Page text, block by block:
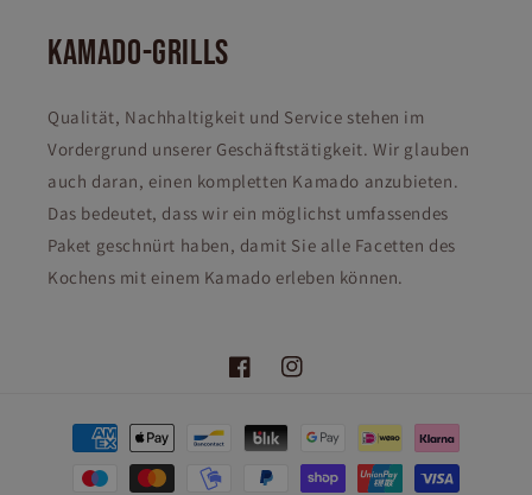
KAMADO-GRILLS
Qualität, Nachhaltigkeit und Service stehen im
Vordergrund unserer Geschäftstätigkeit. Wir glauben
auch daran, einen kompletten Kamado anzubieten.
Das bedeutet, dass wir ein möglichst umfassendes
Paket geschnürt haben, damit Sie alle Facetten des
Kochens mit einem Kamado erleben können.
FacebookInstagram
Zahlungsmethoden